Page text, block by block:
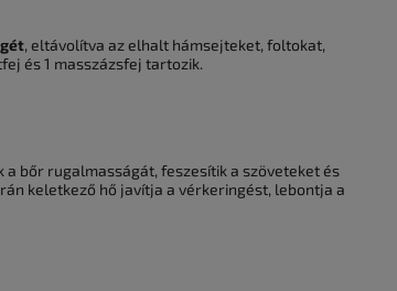
, eltávolítva az elhalt hámsejteket, foltokat,
és 1 masszázsfej tartozik.
a bőr rugalmasságát, feszesítik a szöveteket és
keletkező hő javítja a vérkeringést, lebontja a